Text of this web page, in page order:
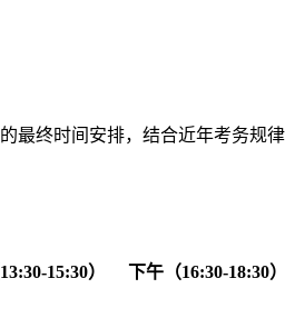
最终时间安排，结合近年考务规
15:30） 下午（16:30-18:30）